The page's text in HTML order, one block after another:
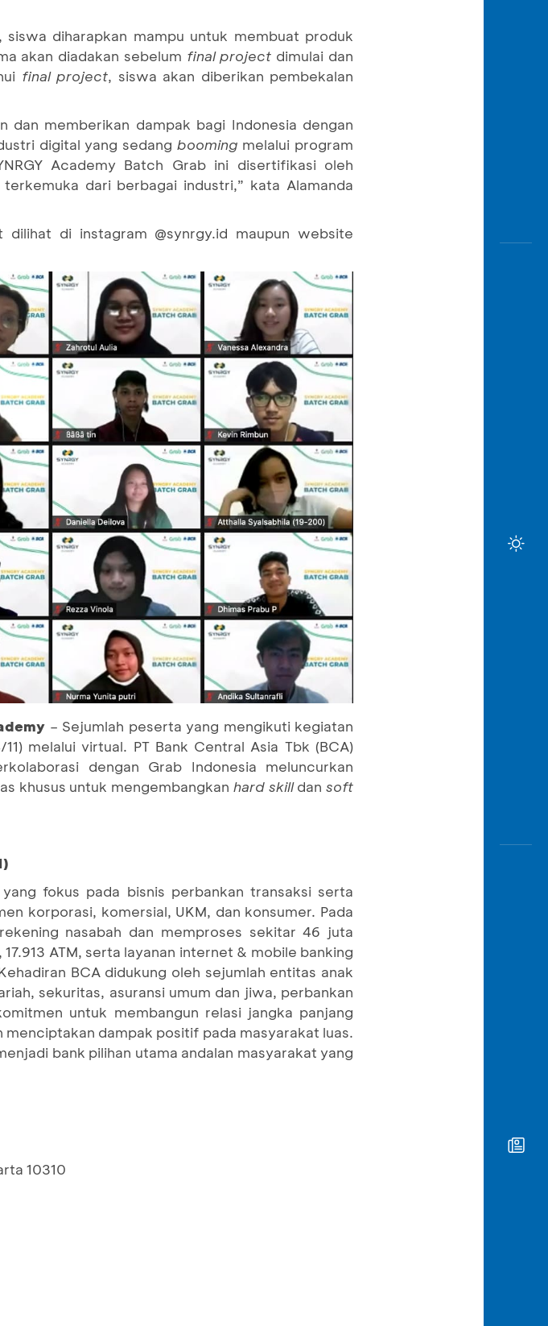
siswa diharapkan mampu untuk membuat produk
akan diadakan sebelum final project dimulai dan
final project, siswa akan diberikan pembekalan
dan memberikan dampak bagi Indonesia dengan
digital yang sedang booming melalui program
Academy Batch Grab ini disertifikasi oleh
dari berbagai industri,” kata Alamanda
dilihat di instagram @synrgy.id maupun website
– Sejumlah peserta yang mengikuti kegiatan
melalui virtual. PT Bank Central Asia Tbk (BCA)
dengan Grab Indonesia meluncurkan
khusus untuk mengembangkan hard skilldansoft
fokus pada bisnis perbankan transaksi serta
korporasi, komersial, UKM, dan konsumer. Pada
nasabah dan memproses sekitar 46 juta
ATM, serta layanan internet & mobile banking
BCA didukung oleh sejumlah entitas anak
sekuritas, asuransi umum dan jiwa, perbankan
untuk membangun relasi jangka panjang
dampak positif pada masyarakat luas.
bank pilihan utama andalan masyarakat yang
10310